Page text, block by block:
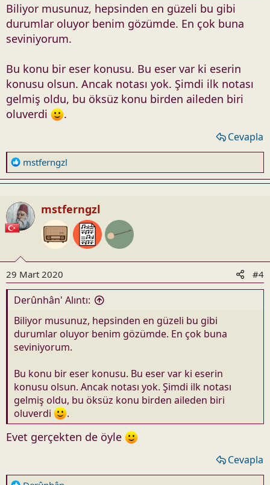
Biliyor musunuz, hepsinden en güzeli bu gibi
durumlar oluyor benim gözümde. En çok buna
seviniyorum.
Bu konu bir eser konusu. Bu eser var ki eserin
konusu olsun. Ancak notası yok. Şimdi ilk notası
gelmiş oldu, bu öksüz konu birden aileden biri
oluverdi
.
Cevapla
R
e
a
c
t
i
s
:
mstferngzl
mstferngzl
29 Mart 2020 #4
Derûnhân' Alıntı:
Biliyor musunuz, hepsinden en güzeli bu gibi
durumlar oluyor benim gözümde. En çok buna
seviniyorum.
Bu konu bir eser konusu. Bu eser var ki eserin
konusu olsun. Ancak notası yok. Şimdi ilk notası
gelmiş oldu, bu öksüz konu birden aileden biri
oluverdi
.
Evet gerçekten de öyle
Cevapla